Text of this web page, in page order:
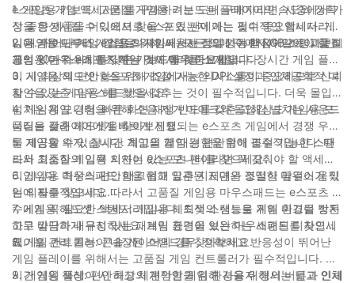
e스포츠 게임 액세서리를 구매하려는 도매 구매자라면, 시중에서 가
장 좋은 제품을 어디에서 찾을 수 있는지 아는 것이 중요합니다. 게
임용 키보드부터 게임용 의자까지, 모든 도매 구매자가 알아야 할 최
고의 10가지 e스포츠 게임 액세서리를 소개합니다.
1. 게임용 키보드: 고품질 게임용 키보드는 플레이어의 속도와 정확
성을 향상시킬 수 있으므로 e스포츠 팬에게는 필수적인 액세서리입
니다. 뛰어난 게임 경험을 위해 사용자 정의 가능한 RGB 조명과 반
응성 있는 스위치를 갖춘 키보드를 찾아보세요.
2. 게임용 마우스: e스포츠 게임에서는 정밀성이 핵심이므로 고품질
게임용 마우스에 투자하는 것이 매우 중요합니다. 장시간 게임 플레
이 시 최상의 편안함을 위해 조절 가능한 DPI 설정과 인체공학적 디
자인을 갖춘 마우스를 찾으세요.
3. 게임용 헤드셋: e스포츠 게임에서는 의사소통이 중요하므로 신뢰
할 수 있는 게임용 헤드셋을 갖추는 것이 필수적입니다. 더욱 몰입감
넘치는 게임 경험을 위해 소음 제거 마이크와 몰입감 넘치는 사운드
품질을 갖춘 헤드셋을 찾아보세요.
4. 게임용 모니터: 빠른 화면 재생 빈도를 갖춘 고해상도 게임용 모
니터는 플레이어에게 빠르게 진행되는 e스포츠 게임에서 경쟁 우위
를 제공할 수 있습니다. 최고의 게임 경험을 위해 조절 가능한 스탠
드와 최소한의 입력 지연이 있는 모니터를 찾으세요.
5. 게임용 의자: 장시간 게임을 할 때는 편안함이 필수적입니다. 따
라서 고품질 게임용 의자는 e스포츠 팬이라면 꼭 갖춰야 할 액세서
리입니다. 최상의 편안함을 위해 요추 지지대와 조절식 팔걸이가 있
는 의자를 찾으세요.
6. 게임용 마우스패드: 매끄럽고 일관된 표면은 정밀한 마우스 움직
임에 필수적입니다. 따라서 고품질 게임용 마우스패드는 e스포츠 선
수에게 꼭 필요한 액세서리입니다. 최적의 성능을 위해 미끄럼 방지
고무 바닥과 내구성 있는 패브릭 표면이 있는 마우스패드를 찾으세
요.
7. 게임용 헤드셋 스탠드: 게임용 헤드셋 스탠드로 게임 환경을 정돈
하고 깔끔하게 유지하세요. 게임 환경을 보완하는 세련된 디자인과
케이블 관리 기능이 내장된 스탠드를 찾아보세요.
8. 게임 컨트롤러: 콘솔 게이머의 경우, 정확하고 반응성이 뛰어난
게임 플레이를 위해서는 고품질 게임 컨트롤러가 필수적입니다. 장
시간 게임 플레이 시 최상의 편안함을 위해 사용자 정의 버튼과 인체
9. 게임용 책상: 편안하고 체계적인 게임 환경을 위해서는 넓고 인체